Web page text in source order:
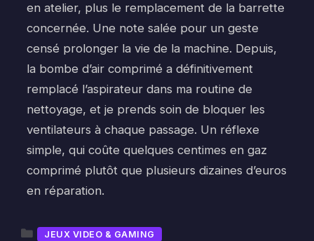
en atelier, plus le remplacement de la barrette
concernée. Une note salée pour un geste
censé prolonger la vie de la machine. Depuis,
la bombe d’air comprimé a définitivement
remplacé l’aspirateur dans ma routine de
nettoyage, et je prends soin de bloquer les
ventilateurs à chaque passage. Un réflexe
simple, qui coûte quelques centimes en gaz
comprimé plutôt que plusieurs dizaines d’euros
en réparation.
Catégories
JEUX VIDEO & GAMING